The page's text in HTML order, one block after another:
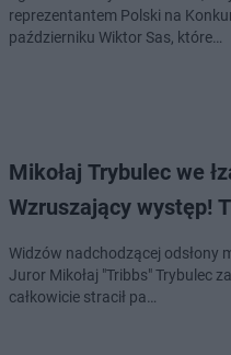
reprezentantem Polski na
październiku Wiktor Sas, które…
Mikołaj Trybulec we
Wzruszający występ!
Widzów nadchodzącej odsłony
Juror Mikołaj "Tribbs" Trybulec
całkowicie stracił pa…